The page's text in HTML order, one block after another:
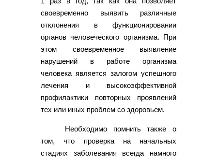
своевременно выявить различные
отклонения в функционировании
органов человеческого организма. При
этом своевременное выявление
нарушений в работе организма
человека является залогом успешного
лечения и высокоэффективной
профилактики повторных проявлений
тех или иных проблем со здоровьем.
Необходимо помнить также о
том, что проверка на начальных
стадиях заболевания всегда намного